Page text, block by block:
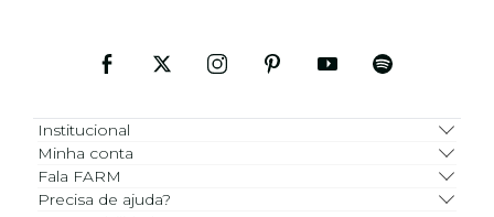
Institucional
Minha conta
Fala FARM
Precisa de ajuda?